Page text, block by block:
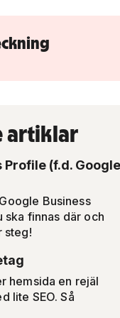
artiklar
Profile (f.d. Google
Business
ska finnas där och
steg!
hemsida en rejäl
lite SEO. Så